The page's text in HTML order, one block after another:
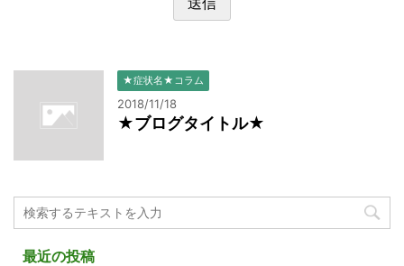
★症状名★コラム
2018/11/18
★ブログタイトル★
最近の投稿